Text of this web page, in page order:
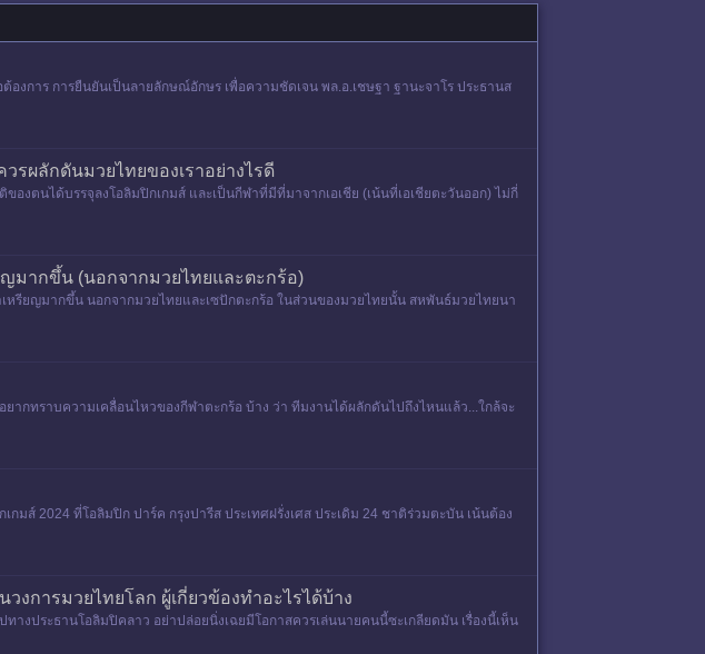
องการ การยืนยันเป็นลายลักษณ์อักษร เพื่อความชัดเจน พล.อ.เชษฐา ฐานะจาโร ประธานส
รผลักดันมวยไทยของเราอย่างไรดี
งตนได้บรรจุลงโอลิมปิกเกมส์ และเป็นกีฬาที่มีที่มาจากเอเชีย (เน้นที่เอเชียตะวันออก) ไม่กี่
มากขึ้น (นอกจากมวยไทยและตะกร้อ)
หรียญมากขึ้น นอกจากมวยไทยและเซปักตะกร้อ ในส่วนของมวยไทยนั้น สหพันธ์มวยไทยนา
ากทราบความเคลื่อนไหวของกีฬาตะกร้อ บ้าง ว่า ทีมงานได้ผลักดันไปถึงไหนแล้ว...ใกล้จะ
ส์ 2024 ที่โอลิมปิก ปาร์ค กรุงปารีส ประเทศฝรั่งเศส ประเดิม 24 ชาติร่วมตะบัน เน้นต้อง
งการมวยไทยโลก ผู้เกี่ยวข้องทำอะไรได้บ้าง
างประธานโอลิมปิคลาว อย่าปล่อยนิ่งเฉยมีโอกาสควรเล่นนายคนนี้ซะเกลียดมัน เรื่องนี้เห็น